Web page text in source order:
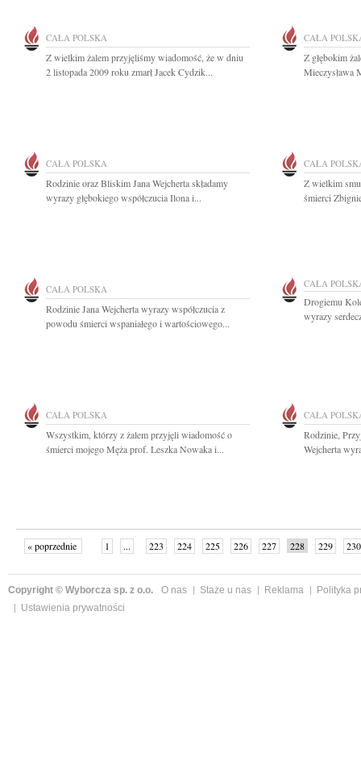
CAŁA POLSKA
Z wielkim żalem przyjęliśmy wiadomość, że w dniu
2 listopada 2009 roku zmarł Jacek Cydzik...
CAŁA
Z głębokim
Mieczysława
CAŁA POLSKA
Rodzinie oraz Bliskim Jana Wejcherta składamy
wyrazy głębokiego współczucia Ilona i...
CAŁA
Z wielkim
śmierci
CAŁA POLSKA
Rodzinie Jana Wejcherta wyrazy współczucia z
powodu śmierci wspaniałego i wartościowego...
CAŁA
Drogiemu
wyrazy
CAŁA POLSKA
Wszystkim, którzy z żalem przyjęli wiadomość o
śmierci mojego Męża prof. Leszka Nowaka i...
CAŁA
Rodzinie,
Wejcherta
« poprzednie 1 ... 223 224 225 226 227 228 229
230
Copyright © Wyborcza sp. z o.o. O nas Staże u nas Reklama
Polityka
Ustawienia prywatności